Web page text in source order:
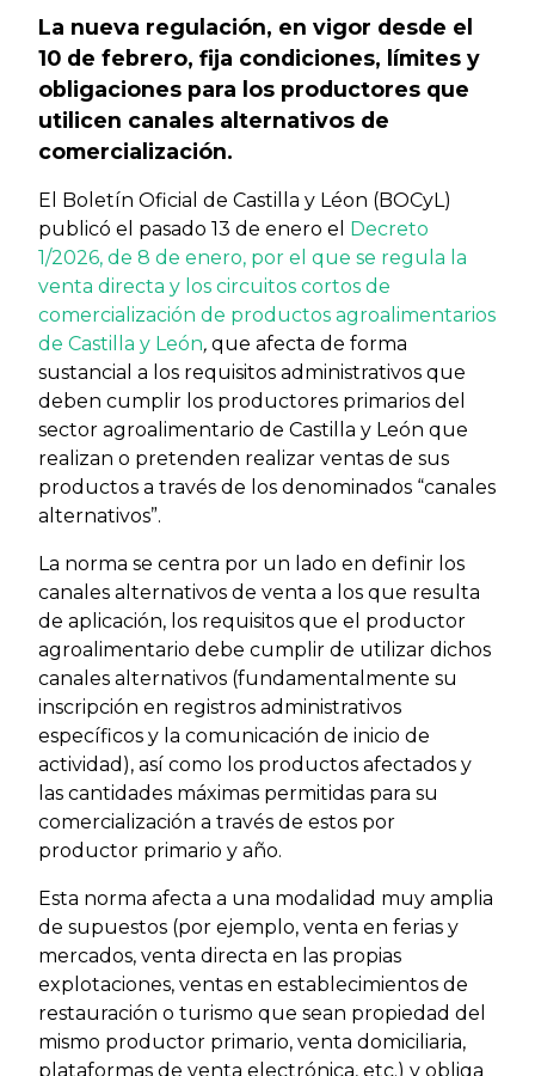
La nueva regulación, en vigor desde el
10 de febrero, fija condiciones, límites y
obligaciones para los productores que
utilicen canales alternativos de
comercialización.
El Boletín Oficial de Castilla y Léon (BOCyL)
publicó el pasado 13 de enero el Decreto
1/2026, de 8 de enero, por el que se regula la
venta directa y los circuitos cortos de
comercialización de productos agroalimentarios
de Castilla y León, que afecta de forma
sustancial a los requisitos administrativos que
deben cumplir los productores primarios del
sector agroalimentario de Castilla y León que
realizan o pretenden realizar ventas de sus
productos a través de los denominados “canales
alternativos”.
La norma se centra por un lado en definir los
canales alternativos de venta a los que resulta
de aplicación, los requisitos que el productor
agroalimentario debe cumplir de utilizar dichos
canales alternativos (fundamentalmente su
inscripción en registros administrativos
específicos y la comunicación de inicio de
actividad), así como los productos afectados y
las cantidades máximas permitidas para su
comercialización a través de estos por
productor primario y año.
Esta norma afecta a una modalidad muy amplia
de supuestos (por ejemplo, venta en ferias y
mercados, venta directa en las propias
explotaciones, ventas en establecimientos de
restauración o turismo que sean propiedad del
mismo productor primario, venta domiciliaria,
plataformas de venta electrónica, etc.) y obliga